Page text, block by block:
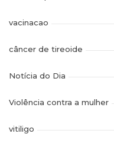
vacinacao
câncer de tireoide
Notícia do Dia
Violência contra a mulher
vitiligo